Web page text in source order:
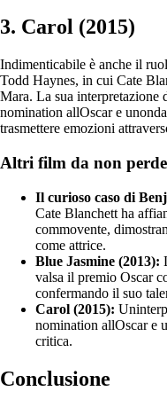
3. Carol (2015)
Indimenticabile è anche il
Todd Haynes, in cui Cate
Mara. La sua interpretazione
nomination allOscar e
trasmettere emozioni
Altri film da non
Il curioso caso di
Cate Blanchett ha
commovente,
come attrice.
Blue Jasmine (2013):
valsa il premio Oscar
confermando il suo
Carol (2015):
nomination allOscar e
critica.
Conclusione